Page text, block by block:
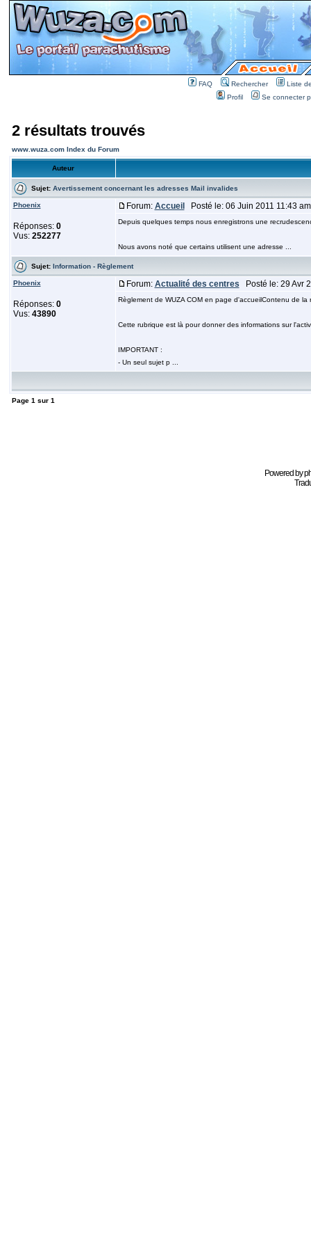
FAQ Rechercher
Liste
Profil
Se connecter
2 résultats trouvés
www.wuza.com Index du Forum
Auteur
Sujet: Avertissement concernant les adresses Mail invalides
Phoenix
Réponses: 0
Vus: 252277
Forum: Accueil Posté le: 06 Juin 2011 11:43
Depuis quelques temps nous enregistrons une
Nous avons noté que certains utilisent une adresse ...
Sujet: Information - Règlement
Phoenix
Réponses: 0
Vus: 43890
Forum: Actualité des centres Posté le: 29 Avr
Règlement de WUZA COM en page d'accueilContenu de la
Cette rubrique est là pour donner des informations sur
IMPORTANT :
- Un seul sujet p ...
Page 1 sur 1
Powered by